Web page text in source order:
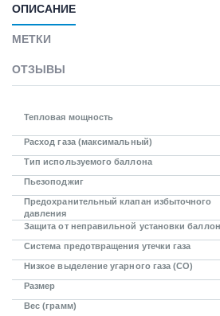
ОПИСАНИЕ
МЕТКИ
ОТЗЫВЫ
Тепловая мощность
Расход газа (максимальный)
Тип используемого баллона
Пьезоподжиг
Предохранительный клапан избыточного
давления
Защита от неправильной установки
Система предотвращения утечки газа
Низкое выделение угарного газа (СО)
Размер
Вес (грамм)